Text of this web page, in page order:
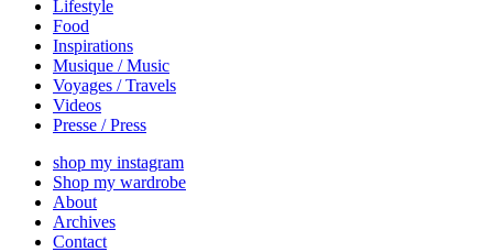
Lifestyle
Food
Inspirations
Musique / Music
Voyages / Travels
Videos
Presse / Press
shop my instagram
Shop my wardrobe
About
Archives
Contact